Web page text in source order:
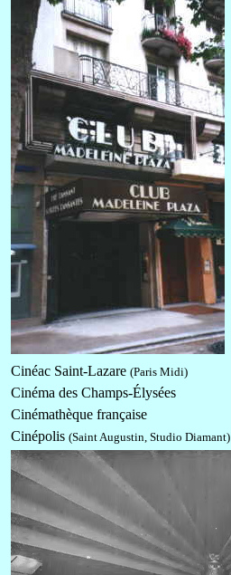
Cinéac Saint-Lazare (Paris Midi)
Cinéma des Champs-Élysées
Cinémathèque française
Cinépolis (Saint Augustin, Studio Diamant)